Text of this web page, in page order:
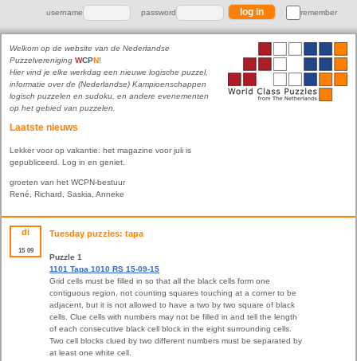
username password remember
Welkom op de website van de Nederlandse
Puzzelvereniging WCPN!
Hier vind je elke werkdag een nieuwe logische puzzel,
informatie over de (Nederlandse) Kampioenschappen
logisch puzzelen en sudoku, en andere evenementen
op het gebied van puzzelen.
Laatste nieuws
Lekker voor op vakantie: het magazine voor juli is
gepubliceerd. Log in en geniet.
groeten van het WCPN-bestuur
René, Richard, Saskia, Anneke
di
15 09
Tuesday puzzles: tapa
Puzzle 1
1101 Tapa 1010 RS 15-09-15
Grid cells must be filled in so that all the black cells form one
contiguous region, not counting squares touching at a corner to be
adjacent, but it is not allowed to have a two by two square of black
cells. Clue cells with numbers may not be filled in and tell the length
of each consecutive black cell block in the eight surrounding cells.
Two cell blocks clued by two different numbers must be separated by
at least one white cell.